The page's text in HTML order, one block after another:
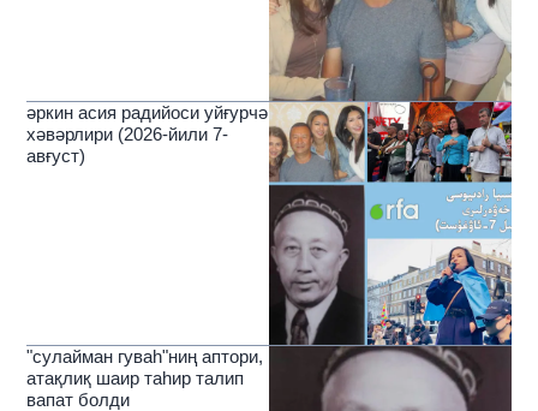
әркин асия радийоси уйғурчә
хәвәрлири (2026-йили 7-
авғуст)
"сулайман гуваһ"ниң аптори,
атақлиқ шаир таһир талип
вапат болди